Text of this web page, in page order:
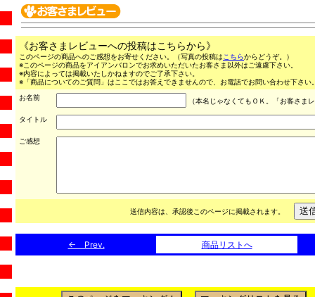
《お客さまレビューへの投稿はこちらから》
このページの商品へのご感想をお寄せください。（写真の投稿は こちらからどうぞ。）
※このページの商品をアイアンバロンでお求めいただいたお客さま以外はご遠慮下さい。
※内容によっては掲載いたしかねますのでご了承下さい。
※「商品についてのご質問」はここではお答えできませんので、お電話でお問い合わせ下さ
お名前
（本名じゃなくてもＯＫ。「お客さま
タイトル
ご感想
送信内容は、承認後このページに掲載されます。
← Prev. 商品リストへ